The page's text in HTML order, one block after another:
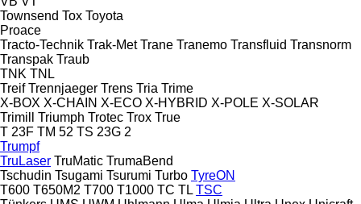
Townsend Tox Toyota
Proace
Tracto-Technik Trak-Met Trane Tranemo Transfluid Transnorm
Transpak Traub
TNK TNL
Treif Trennjaeger Trens Tria Trime
X-BOX X-CHAIN X-ECO X-HYBRID X-POLE X-SOLAR
Trimill
Triumph Trotec Trox True
T 23F TM 52 TS 23G 2
Trumpf
TruLaser TruMatic TrumaBend
Tschudin Tsugami Tsurumi Turbo TyreON
T600 T650M2 T700 T1000 TC TL TSC